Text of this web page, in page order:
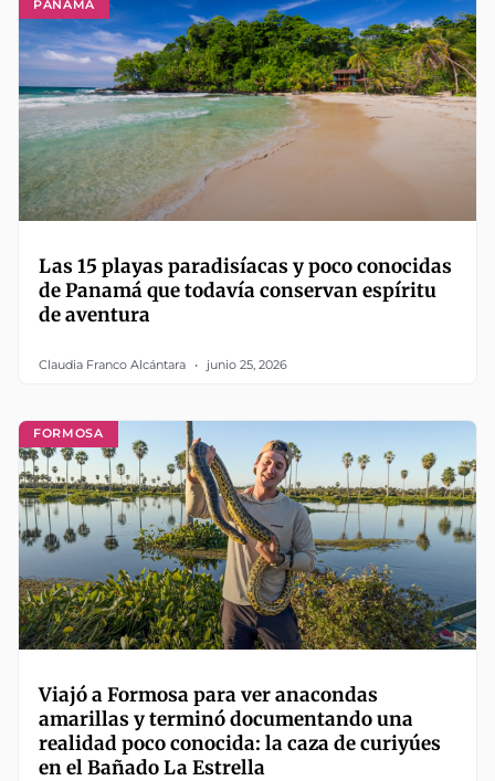
PANAMÁ
Las 15 playas paradisíacas y poco conocidas
de Panamá que todavía conservan espíritu
de aventura
Claudia Franco Alcántara junio 25, 2026
FORMOSA
Viajó a Formosa para ver anacondas
amarillas y terminó documentando una
realidad poco conocida: la caza de curiyúes
en el Bañado La Estrella